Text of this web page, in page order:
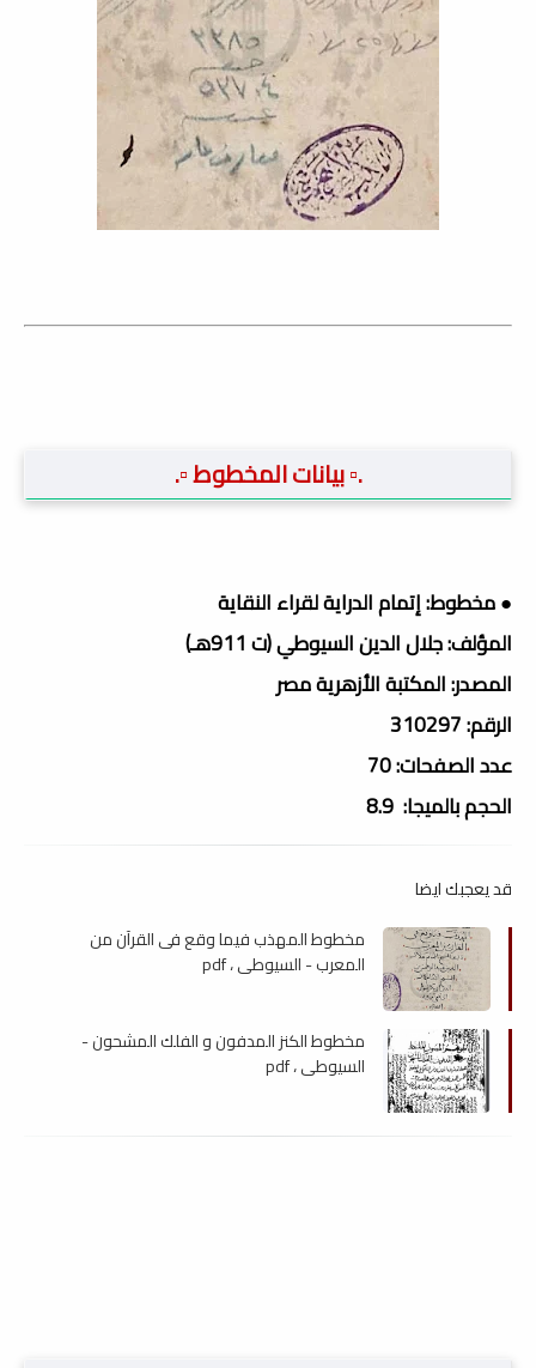
.▫️ بيانات المخطوط ▫️.
● مخطوط: إتمام الدراية لقراء النقاية
المؤلف: جلال الدين السيوطي (ت 911هـ)
المصدر: المكتبة الأزهرية مصر
الرقم: 310297
عدد الصفحات: 70
الحجم بالميجا: 8.9
قد يعجبك ايضا
مخطوط المهذب فيما وقع فى القرآن من
المعرب - السيوطي ، pdf
مخطوط الكنز المدفون و الفلك المشحون -
السيوطي ، pdf